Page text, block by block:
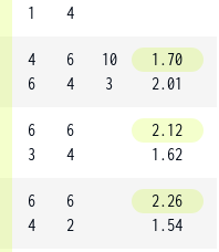
1
4
4
6
6
4
10
3
1.70
2.01
6
3
6
4
2.12
1.62
6
4
6
2
2.26
1.54